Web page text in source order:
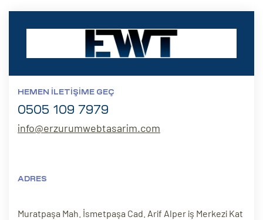
HEMEN İLETIŞIME GEÇ
0505 109 7979
info@erzurumwebtasarim.com
ADRES
Muratpaşa Mah. İsmetpaşa Cad. Arif Alper iş Merkezi Kat